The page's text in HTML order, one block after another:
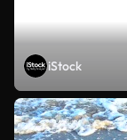
iStock